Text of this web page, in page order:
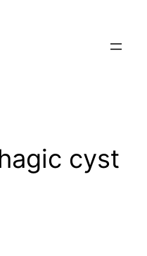
cyst